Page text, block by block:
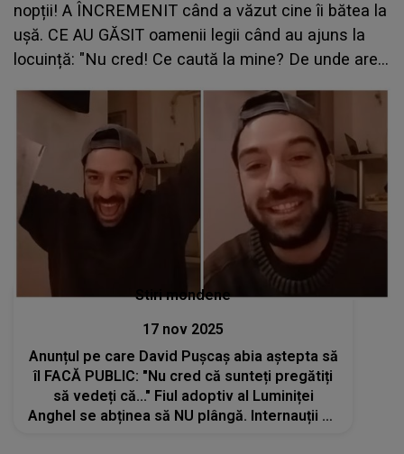
nopții! A ÎNCREMENIT când a văzut cine îi bătea la
ușă. CE AU GĂSIT oamenii legii când au ajuns la
locuință: "Nu cred! Ce caută la mine? De unde are
Stiri mondene
17 nov 2025
Anunțul pe care David Pușcaș abia aștepta să
îl FACĂ PUBLIC: "Nu cred că sunteți pregătiți
să vedeți că..." Fiul adoptiv al Luminiței
Anghel se abținea să NU plângă. Internauții au